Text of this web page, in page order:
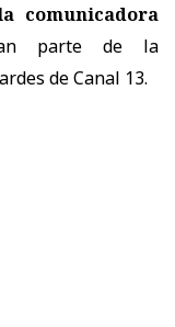
comunicadora
parte de la
de Canal 13.